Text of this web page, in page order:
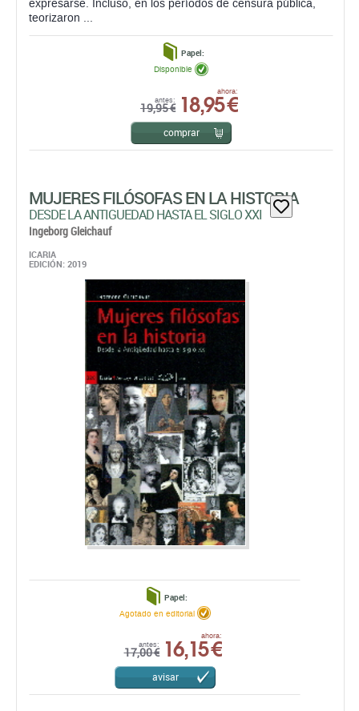
expresarse. Incluso, en los períodos de censura pública,
teorizaron ...
Papel:
antes:
19,95 €
ahora:
18,95 €
Disponible
comprar
MUJERES FILÓSOFAS EN LA HISTORIA
DESDE LA ANTIGUEDAD HASTA EL SIGLO XXI
Ingeborg Gleichauf
ICARIA
EDICIÓN: 2019
Papel:
antes:
17,00 €
ahora:
16,15 €
Agotado en editorial
avisar